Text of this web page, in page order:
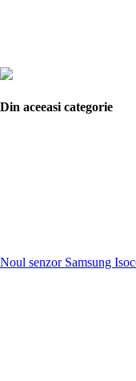
Din aceeasi categorie
Noul senzor Samsung